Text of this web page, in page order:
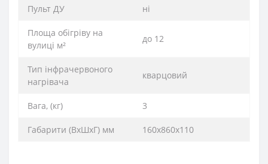
Пульт ДУ ні
Площа обігріву на
вулиці м²
до 12
Тип інфрачервоного
нагрівача
кварцовий
Вага, (кг) 3
Габарити (ВхШхГ) мм 160х860х110